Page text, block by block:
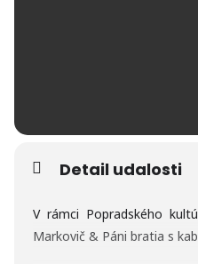
Detail udalosti
V rámci Popradského
Markovič & Páni bratia s